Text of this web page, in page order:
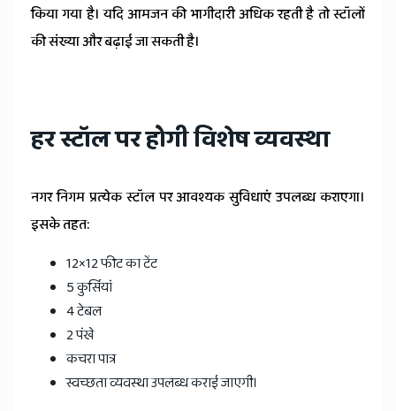
किया गया है। यदि आमजन की भागीदारी अधिक रहती है तो स्टॉलों
की संख्या और बढ़ाई जा सकती है।
हर स्टॉल पर होगी विशेष व्यवस्था
नगर निगम प्रत्येक स्टॉल पर आवश्यक सुविधाएं उपलब्ध कराएगा।
इसके तहत:
12×12 फीट का टेंट
5 कुर्सियां
4 टेबल
2 पंखे
कचरा पात्र
स्वच्छता व्यवस्था उपलब्ध कराई जाएगी।